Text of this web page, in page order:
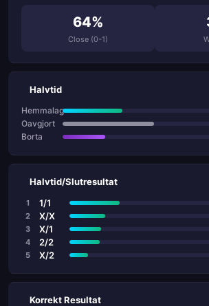
64%
Close (0-1)
Halvtid
Hemmalag
Oavgjort
Borta
Halvtid/Slutresultat
1 1/1
2 X/X
3 X/1
4 2/2
5 X/2
Korrekt Resultat